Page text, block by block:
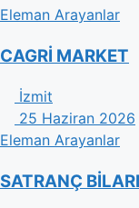
Eleman Arayanlar
CAGRİ MARKET
İzmit
25 Haziran 2026
Eleman Arayanlar
SATRANÇ